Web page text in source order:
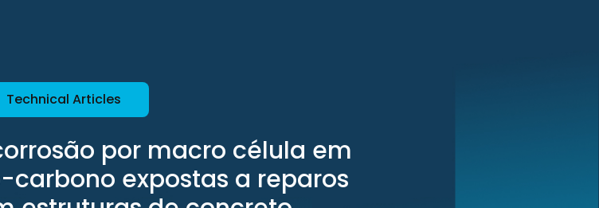
Technical Articles
por macro célula em
expostas a reparos